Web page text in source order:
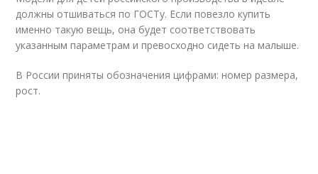
должны отшиваться по ГОСТу. Если повезло купить
именно такую вещь, она будет соответствовать
указанным параметрам и превосходно сидеть на малыше.
В России приняты обозначения цифрами: номер размера,
рост.